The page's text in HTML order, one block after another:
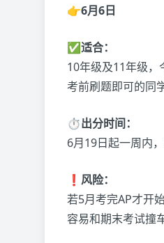
👉6月6日
✅适合：
10年级及11年级，
考前刷题即可的同学
⏱️出分时间：
6月19日起一周内
❗风险：
若5月考完AP才开
容易和期末考试撞